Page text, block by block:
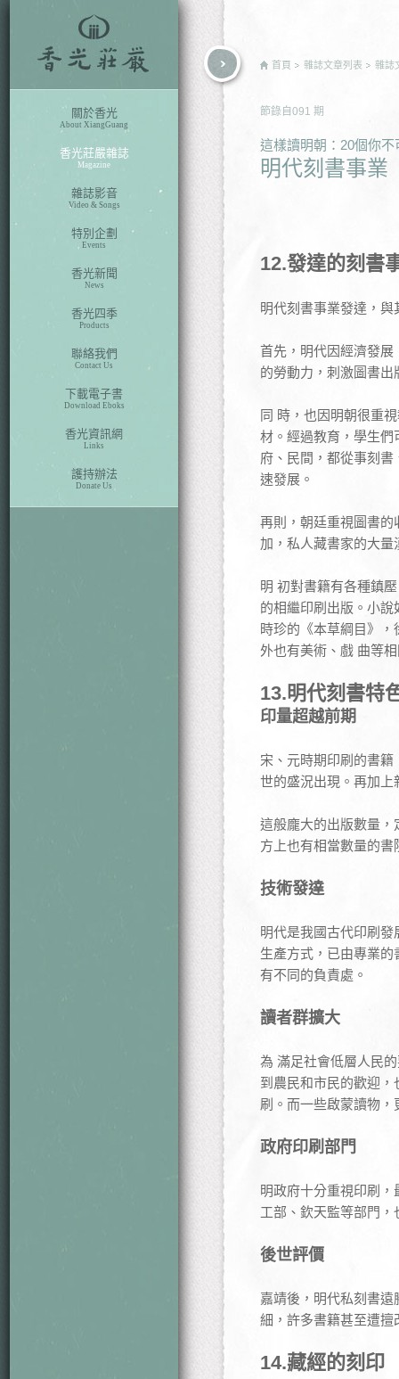
關於香光
About XiangGuang
香光莊嚴雜誌
Magazine
雜誌影音
Video & Songs
特別企劃
Events
香光新聞
News
香光四季
Products
聯絡我們
Contact Us
下載電子書
Download Eboks
香光資訊網
Links
護持辦法
Donate Us
首頁 雜誌文章列表 雜誌
節錄自 091 期
這樣讀明朝：20個你
明代刻書事業
12.發達的刻書
明代刻書事業發達，
首先，明代因經濟發
的勞動力，刺激圖書
同 時，也因明朝很重
材。經過教育，學生
府、民間，都從事刻
速發展。
再則，朝廷重視圖書
加，私人藏書家的大
明 初對書籍有各種鎮
的相繼印刷出版。小
時珍的《本草綱目》
外也有美術、戲 曲等
13.明代刻書特
印量超越前期
宋、元時期印刷的書
世的盛況出現。再加
這般龐大的出版數量
方上也有相當數量的
技術發達
明代是我國古代印刷
生產方式，已由專業
有不同的負責處。
讀者群擴大
為 滿足社會低層人民
到農民和市民的歡迎
刷。而一些啟蒙讀物
政府印刷部門
明政府十分重視印刷
工部、欽天監等部門，
後世評價
嘉靖後，明代私刻書
細，許多書籍甚至遭
14.藏經的刻印